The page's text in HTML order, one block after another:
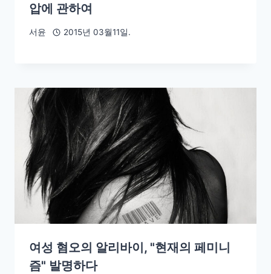
압에 관하여
서윤 2015년 03월11일.
여성 혐오의 알리바이, "현재의 페미니
즘" 발명하다